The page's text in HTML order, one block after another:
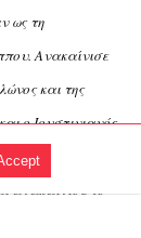
ως τη
Aνακαίνισε
και της
ο Iουστινιανός,
βοήθεια του
ανακαίνισε το
στις 8